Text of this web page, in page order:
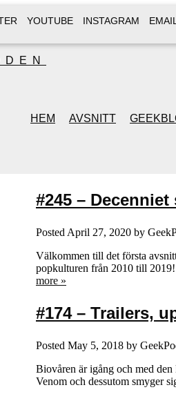
YOUTUBE INSTAGRAM EMAIL
HEM AVSNITT
#245 –
Posted April 27, 2020 by
Välkommen till det första
popkulturen från 2010 till
more »
#174 – Trailers,
Posted May 5, 2018 by
Biovåren är igång och med
Venom och dessutom smyger